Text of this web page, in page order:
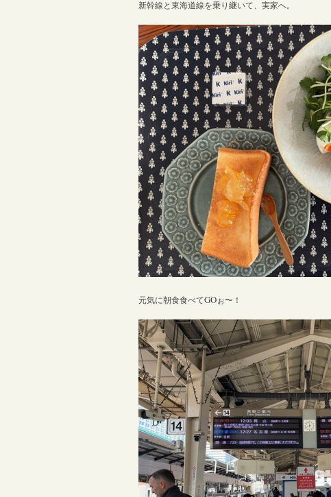
新幹線と東海道線を乗り継いて、実家へ。
元気に朝食食べてGOぉ〜！